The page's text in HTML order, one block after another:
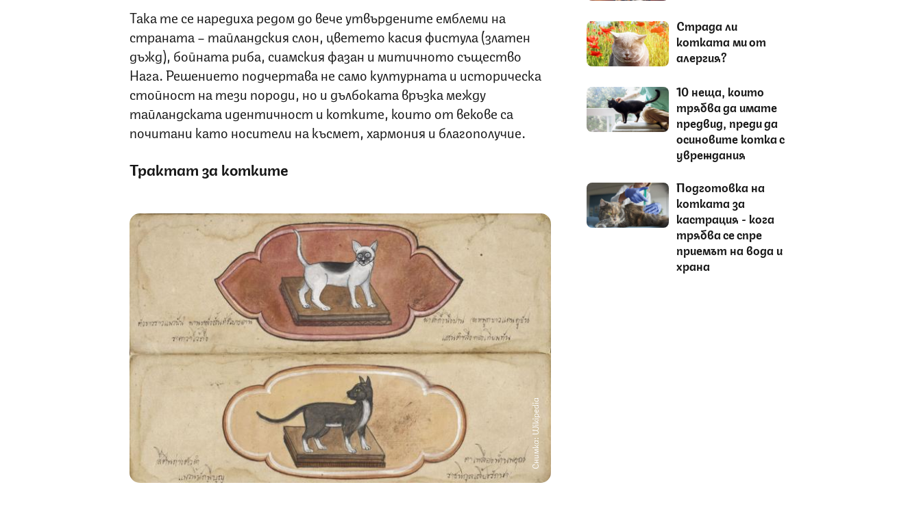
Така те се наредиха редом до вече утвърдените емблеми на
страната – тайландския слон, цветето касия фистула (златен
дъжд), бойната риба, сиамския фазан и митичното същество
Нага. Решението подчертава не само културната и историческа
стойност на тези породи, но и дълбоката връзка между
тайландската идентичност и котките, които от векове са
почитани като носители на късмет, хармония и благополучие.
Трактат за котките
Снимка: Wikipedia
Страда ли
котката ми от
алергия?
10 неща, които
трябва да имате
предвид, преди да
осиновите котка с
увреждания
Подготовка на
котката за
кастрация - кога
трябва се спре
приемът на вода и
храна